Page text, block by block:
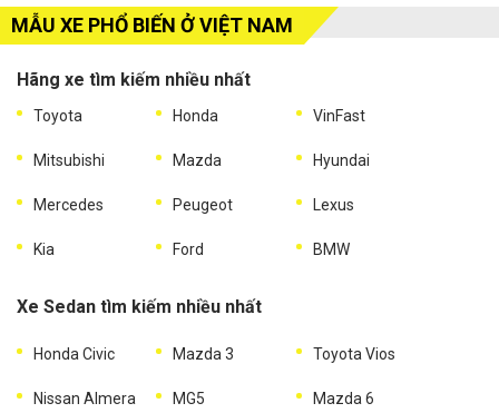
MẪU XE PHỔ BIẾN Ở VIỆT NAM
Hãng xe tìm kiếm nhiều nhất
Toyota Honda VinFast
Mitsubishi Mazda Hyundai
Mercedes Peugeot Lexus
Kia Ford BMW
Xe Sedan tìm kiếm nhiều nhất
Honda Civic Mazda 3 Toyota Vios
Nissan Almera MG5 Mazda 6